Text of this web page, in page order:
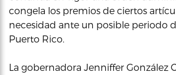
congela los premios de ciertos
necesidad ante un posible periodo
Puerto Rico.
La gobernadora Jenniffer González